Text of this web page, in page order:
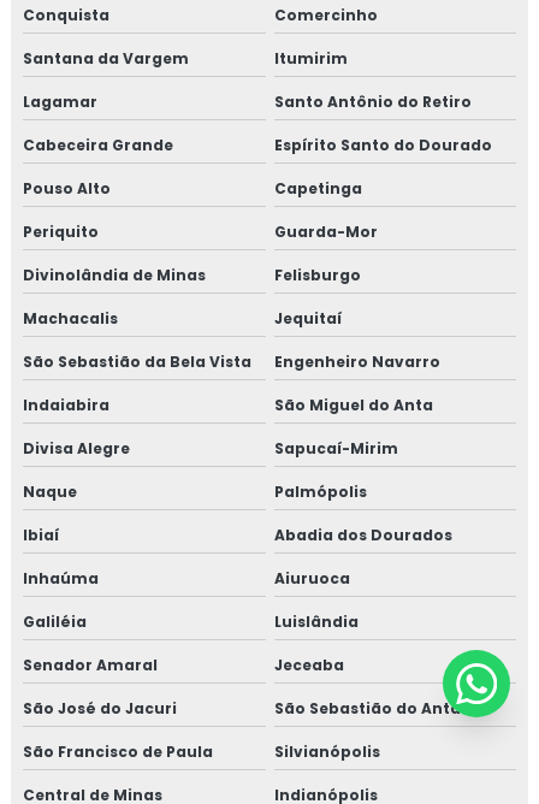
Conquista Comercinho
Santana da Vargem Itumirim
Lagamar Santo Antônio do Retiro
Cabeceira Grande Espírito Santo do Dourado
Pouso Alto Capetinga
Periquito Guarda-Mor
Divinolândia de Minas Felisburgo
Machacalis Jequitaí
São Sebastião da Bela Vista Engenheiro Navarro
Indaiabira São Miguel do Anta
Divisa Alegre Sapucaí-Mirim
Naque Palmópolis
Ibiaí Abadia dos Dourados
Inhaúma Aiuruoca
Galiléia Luislândia
Senador Amaral Jeceaba
São José do Jacuri São Sebastião do Anta
São Francisco de Paula Silvianópolis
Central de Minas Indianópolis